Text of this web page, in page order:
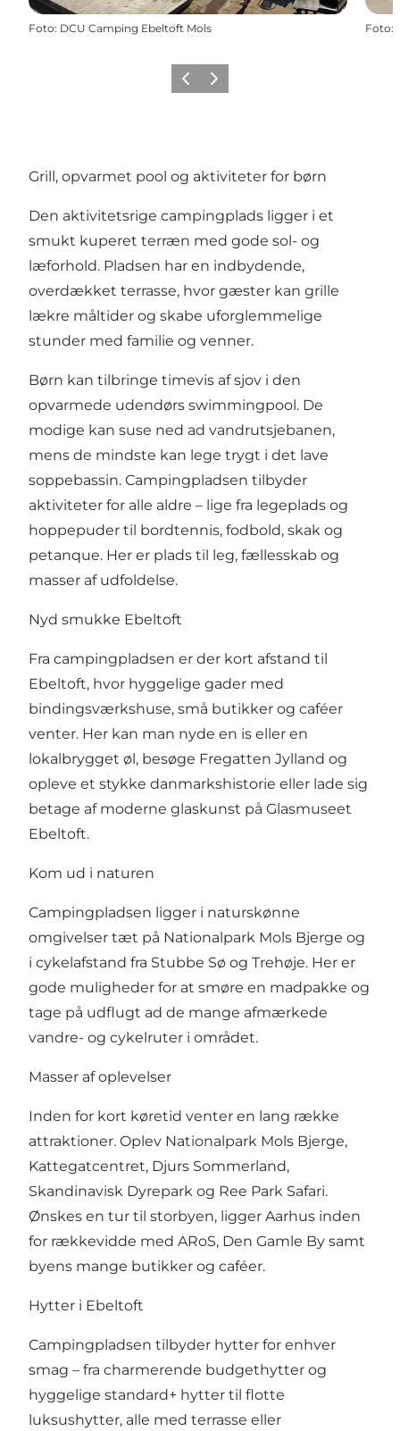
Foto: DCU Camping Ebeltoft Mols Foto:
ForrigeNæste
Grill, opvarmet pool og aktiviteter for børn
Den aktivitetsrige campingplads ligger i et
smukt kuperet terræn med gode sol- og
læforhold. Pladsen har en indbydende,
overdækket terrasse, hvor gæster kan grille
lækre måltider og skabe uforglemmelige
stunder med familie og venner.
Børn kan tilbringe timevis af sjov i den
opvarmede udendørs swimmingpool. De
modige kan suse ned ad vandrutsjebanen,
mens de mindste kan lege trygt i det lave
soppebassin. Campingpladsen tilbyder
aktiviteter for alle aldre – lige fra legeplads og
hoppepuder til bordtennis, fodbold, skak og
petanque. Her er plads til leg, fællesskab og
masser af udfoldelse.
Nyd smukke Ebeltoft
Fra campingpladsen er der kort afstand til
Ebeltoft, hvor hyggelige gader med
bindingsværkshuse, små butikker og caféer
venter. Her kan man nyde en is eller en
lokalbrygget øl, besøge Fregatten Jylland og
opleve et stykke danmarkshistorie eller lade sig
betage af moderne glaskunst på Glasmuseet
Ebeltoft.
Kom ud i naturen
Campingpladsen ligger i naturskønne
omgivelser tæt på Nationalpark Mols Bjerge og
i cykelafstand fra Stubbe Sø og Trehøje. Her er
gode muligheder for at smøre en madpakke og
tage på udflugt ad de mange afmærkede
vandre- og cykelruter i området.
Masser af oplevelser
Inden for kort køretid venter en lang række
attraktioner. Oplev Nationalpark Mols Bjerge,
Kattegatcentret, Djurs Sommerland,
Skandinavisk Dyrepark og Ree Park Safari.
Ønskes en tur til storbyen, ligger Aarhus inden
for rækkevidde med ARoS, Den Gamle By samt
byens mange butikker og caféer.
Hytter i Ebeltoft
Campingpladsen tilbyder hytter for enhver
smag – fra charmerende budgethytter og
hyggelige standard+ hytter til flotte
luksushytter, alle med terrasse eller